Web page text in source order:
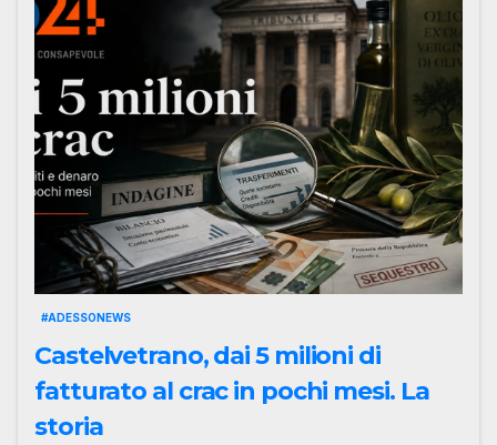
#ADESSONEWS
Castelvetrano, dai 5 milioni di
fatturato al crac in pochi mesi. La
storia